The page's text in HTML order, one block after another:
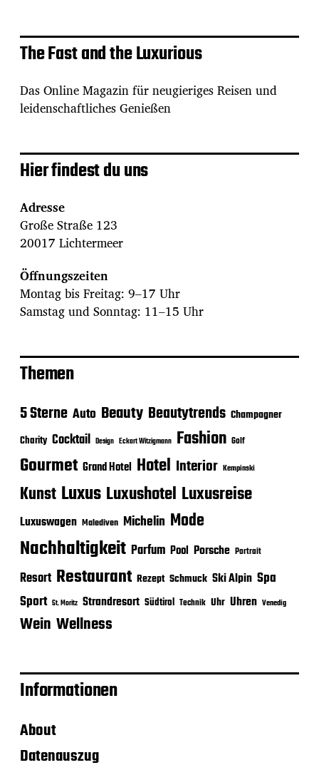
The Fast and the Luxurious
Das Online Magazin für neugieriges Reisen und
leidenschaftliches Genießen
Hier findest du uns
Adresse
Große Straße 123
20017 Lichtermeer
Öffnungszeiten
Montag bis Freitag: 9–17 Uhr
Samstag und Sonntag: 11–15 Uhr
Themen
5 Sterne Auto Beauty Beautytrends Champagner
Charity Cocktail Design Eckart Witzigmann Fashion Golf
Gourmet Grand Hotel Hotel Interior Kempinski
Kunst Luxus Luxushotel Luxusreise
Luxuswagen Malediven Michelin Mode
Nachhaltigkeit Parfum Pool Porsche Portrait
Resort Restaurant Rezept Schmuck Ski Alpin Spa
Sport St. Moritz Strandresort Südtirol Technik Uhr Uhren Venedig
Wein Wellness
Informationen
About
Datenauszug